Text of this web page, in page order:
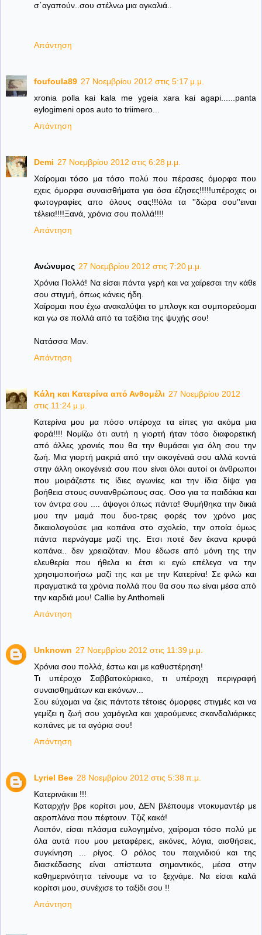
σ΄αγαπούν..σου στέλνω μια αγκαλιά..
Απάντηση
foufoula89 27 Νοεμβρίου 2012 στις 5:17 μ.μ.
xronia polla kai kala me ygeia xara kai agapi......panta
eylogimeni opos auto to triimero...
Απάντηση
Demi 27 Νοεμβρίου 2012 στις 6:28 μ.μ.
Χαίρομαι τόσο μα τόσο πολύ που πέρασες όμορφα που
εχεις όμορφα συναισθήματα για όσα έζησες!!!!!υπέροχες οι
φωτογραφίες απο όλους σας!!!όλα τα ''δώρα σου''ειναι
τέλεια!!!!Ξανά, χρόνια σου πολλά!!!!
Απάντηση
Ανώνυμος 27 Νοεμβρίου 2012 στις 7:20 μ.μ.
Χρόνια Πολλά! Να είσαι πάντα γερή και να χαίρεσαι την κάθε
σου στιγμή, όπως κάνεις ήδη.
Χαίρομαι που έχω ανακαλύψει το μπλογκ και συμπορεύομαι
και γω σε πολλά από τα ταξίδια της ψυχής σου!
Νατάσσα Μαν.
Απάντηση
Κάλη και Κατερίνα από Ανθομέλι 27 Νοεμβρίου 2012
στις 11:24 μ.μ.
Κατερίνα μου μα πόσο υπέροχα τα είπες για ακόμα μια
φορά!!!! Νομίζω ότι αυτή η γιορτή ήταν τόσο διαφορετική
από άλλες χρονιές που θα την θυμάσαι για όλη σου την
ζωή. Μια γιορτή μακριά από την οικογένειά σου αλλά κοντά
στην άλλη οικογένειά σου που είναι όλοι αυτοί οι άνθρωποι
που μοιράζεστε τις ίδιες αγωνίες και την ίδια δίψα για
βοήθεια στους συνανθρώπους σας. Οσο για τα παιδάκια και
τον άντρα σου .... άψογοι όπως πάντα! Θυμήθηκα την δικιά
μου την μαμά που δυο-τρεις φορές τον χρόνο μας
δικαιολογούσε μια κοπάνα στο σχολείο, την οποία όμως
πάντα περνάγαμε μαζί της. Ετσι ποτέ δεν έκανα κρυφά
κοπάνα.. δεν χρειαζόταν. Μου έδωσε από μόνη της την
ελευθερία που ήθελα κι έτσι κι εγώ επέλεγα να την
χρησιμοποιήσω μαζί της και με την Κατερίνα! Σε φιλώ και
πραγματικά τα χρόνια πολλά που θα σου πω είναι μέσα από
την καρδιά μου! Callie by Anthomeli
Απάντηση
Unknown 27 Νοεμβρίου 2012 στις 11:39 μ.μ.
Χρόνια σου πολλά, έστω και με καθυστέρηση!
Τι υπέροχο Σαββατοκύριακο, τι υπέροχη περιγραφή
συναισθημάτων και εικόνων...
Σου εύχομαι να ζεις πάντοτε τέτοιες όμορφες στιγμές και να
γεμίζει η ζωή σου χαμόγελα και χαρούμενες σκανδαλιάρικες
κοπάνες με τα αγόρια σου!
Απάντηση
Lyriel Bee 28 Νοεμβρίου 2012 στις 5:38 π.μ.
Κατερινάκιιιι !!!
Καταρχήν βρε κορίτσι μου, ΔΕΝ βλέπουμε ντοκυμαντέρ με
αεροπλάνα που πέφτουν. Τζιζ κακά!
Λοιπόν, είσαι πλάσμα ευλογημένο, χαίρομαι τόσο πολύ με
όλα αυτά που μου μεταφέρεις, εικόνες, λόγια, αισθήσεις,
συγκίνηση ... ρίγος. Ο ρόλος του παιχνιδιού και της
διασκέδασης είναι απίστευτα σημαντικός, μέσα στην
καθημερινότητα τείνουμε να το ξεχνάμε. Να είσαι καλά
κορίτσι μου, συνέχισε το ταξίδι σου !!
Απάντηση